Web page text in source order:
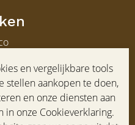
en vergelijkbare tools
stellen aankopen te doen,
en onze diensten aan
in onze Cookieverklaring.